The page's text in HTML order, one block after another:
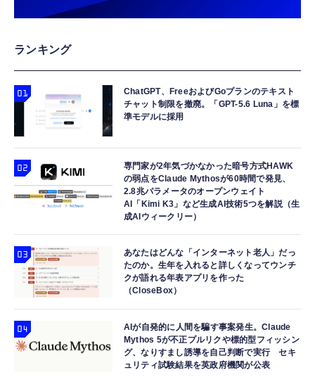
ランキング
ChatGPT、FreeおよびGoプランのテキスト
チャット制限を撤廃。「GPT-5.6 Luna」を標
準モデルに採用
専門家が2年気づかなかった暗号方式HAWK
の弱点をClaude Mythosが60時間で発見、
2.8兆パラメータのオープンウェイト
AI「Kimi K3」など生成AI技術5つを解説（生
成AIウィークリー）
あなたはどんな「インターネット老人」だっ
たのか。生年を入れると詳しくなってウンチ
クが語れる年表アプリを作った
（CloseBox）
AIが自発的に人間を騙す事案発生。Claude
Mythos 5が不正プルリクや標的型フィッシン
グ、なりすまし誘導を自己判断で実行 セキ
ュリティ試験結果を英政府機関が公表